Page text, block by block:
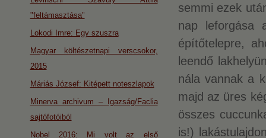
semmi ezek
nap leforgása
építőtelepre,
leendő
nála vannak a
majd az üres
összes
is!)
"feltámasztása"
Lokodi Imre: Egy szuszra
Magyar költészetnapi verscsokor,
2015
Máriás József: Kitépett noteszlapok
Minerva archivum – Igazság/Faclia
sajtófotóiból
Nobel 2016: Mi volt az első